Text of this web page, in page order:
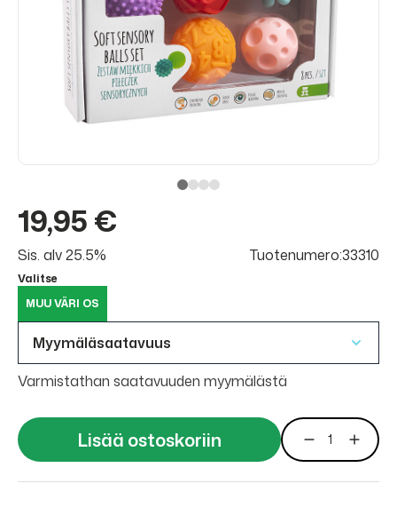
19,95 €
Sis. alv 25.5% Tuotenumero:33310
Valitse
MUU VÄRI OS
Myymäläsaatavuus
Varmistathan saatavuuden myymälästä
Lisää ostoskoriin